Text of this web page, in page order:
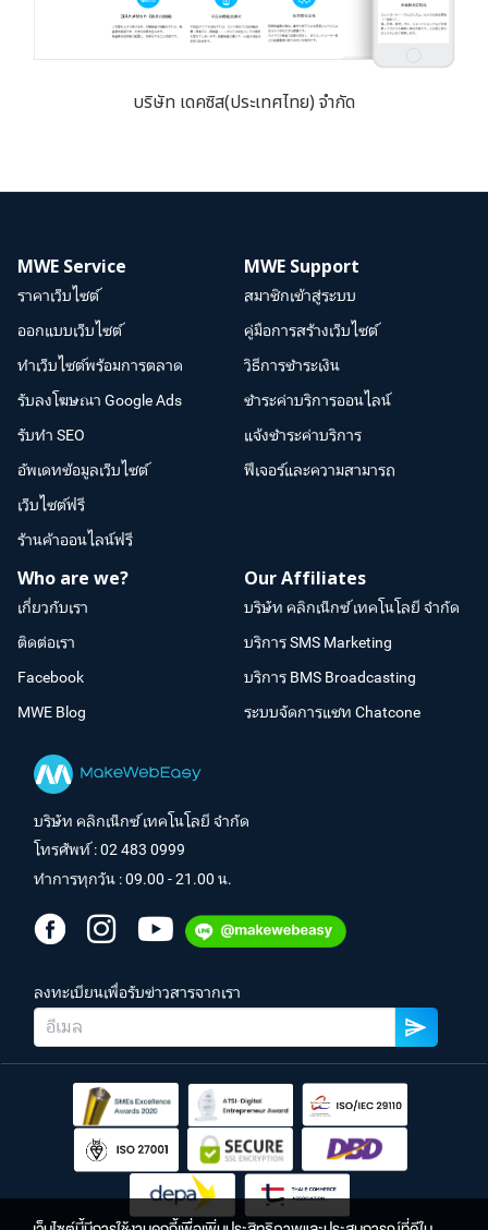
บริษัท เดคซิส(ประเทศไทย) จำกัด
MWE Service
ราคาเว็บไซต์
ออกแบบเว็บไซต์
ทำเว็บไซต์พร้อมการตลาด
รับลงโฆษณา Google Ads
รับทำ SEO
อัพเดทข้อมูลเว็บไซต์
เว็บไซต์ฟรี
ร้านค้าออนไลน์ฟรี
MWE Support
สมาชิกเข้าสู่ระบบ
คู่มือการสร้างเว็บไซต์
วิธีการชำระเงิน
ชำระค่าบริการออนไลน์
แจ้งชำระค่าบริการ
ฟีเจอร์และความสามารถ
Who are we?
เกี่ยวกับเรา
ติดต่อเรา
Facebook
MWE Blog
Our Affiliates
บริษัท คลิกเน็กซ์ เทคโนโลยี จำกัด
บริการ SMS Marketing
บริการ BMS Broadcasting
ระบบจัดการแชท Chatcone
บริษัท คลิกเน็กซ์ เทคโนโลยี จำกัด
โทรศัพท์ :02 483 0999
ทำการทุกวัน : 09.00 - 21.00 น.
ลงทะเบียนเพื่อรับข่าวสารจากเรา